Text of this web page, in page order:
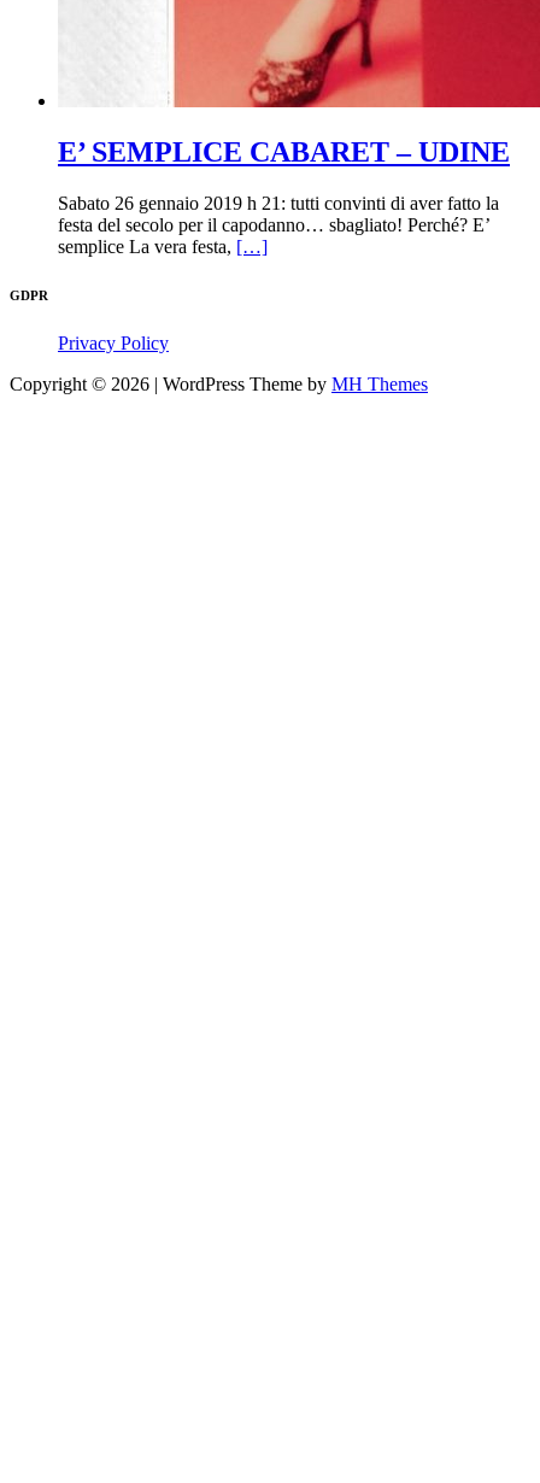
E’ SEMPLICE CABARET – UDINE
Sabato 26 gennaio 2019 h 21: tutti convinti di aver fatto la
festa del secolo per il capodanno… sbagliato! Perché? E’
semplice La vera festa, […]
GDPR
Privacy Policy
Copyright © 2026 | WordPress Theme by MH Themes